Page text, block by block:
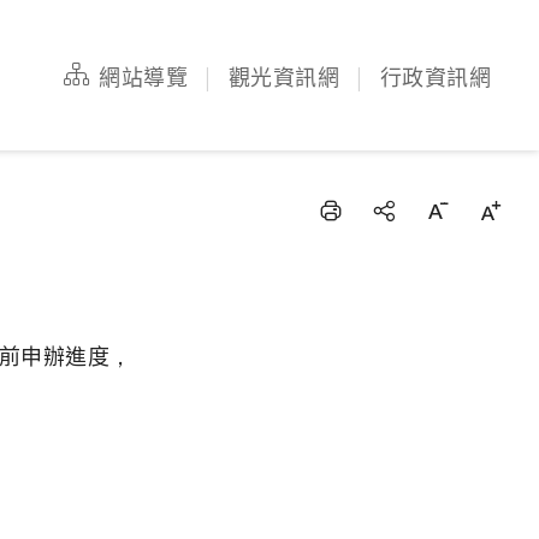
網站導覽 觀光資訊網 行政資訊網
申辦進度，